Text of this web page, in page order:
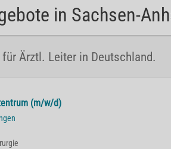
in Sachsen-
Ärztl. Leiter in Deutschland.
(m/w/d)